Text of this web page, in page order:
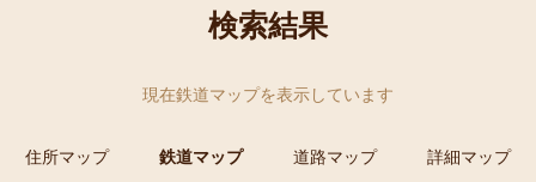
検索結果
現在鉄道マップを表示しています
住所マップ 鉄道マップ 道路マップ 詳細マップ